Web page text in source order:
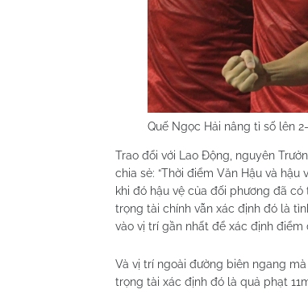
Quế Ngọc Hải nâng tỉ số lên
Trao đổi với Lao Động, nguyên
chia sẻ: “Thời điểm Văn Hậu và
khi đó hậu vệ của đối phương đã
trọng tài chính vẫn xác định đó là
vào vị trí gần nhất để xác định điểm
Và vị trí ngoài đường biên ngang
trọng tài xác định đó là quả phạt